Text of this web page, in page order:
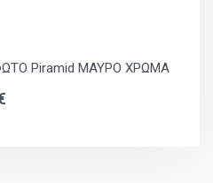
Piramid ΜΑΥΡΟ ΧΡΩΜΑ